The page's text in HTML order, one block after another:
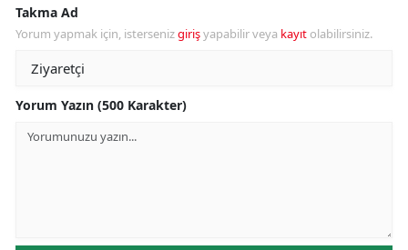
Takma Ad
Yorum yapmak için, istersenizgirişyapabilir veya kayıt olabilirsiniz.
Yorum Yazın (500 Karakter)